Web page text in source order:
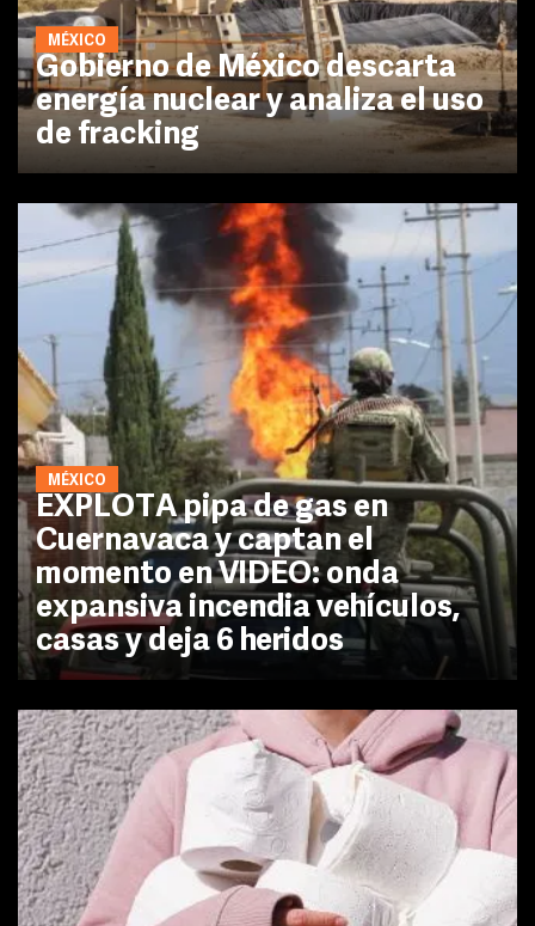
MÉXICO
Gobierno de México descarta
energía nuclear y analiza el uso
de fracking
MÉXICO
EXPLOTA pipa de gas en
Cuernavaca y captan el
momento en VIDEO: onda
expansiva incendia vehículos,
casas y deja 6 heridos